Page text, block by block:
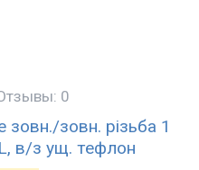
0
зовн. різьба 1
в/з ущ. тефлон